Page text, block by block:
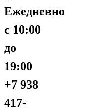
Ежедневно
с 10:00
до
19:00
+7 938
417-